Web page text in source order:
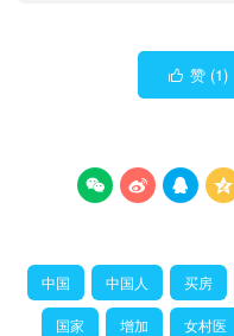
 赞 (1)
   
中国 中国人 买房
国家 增加 女村医